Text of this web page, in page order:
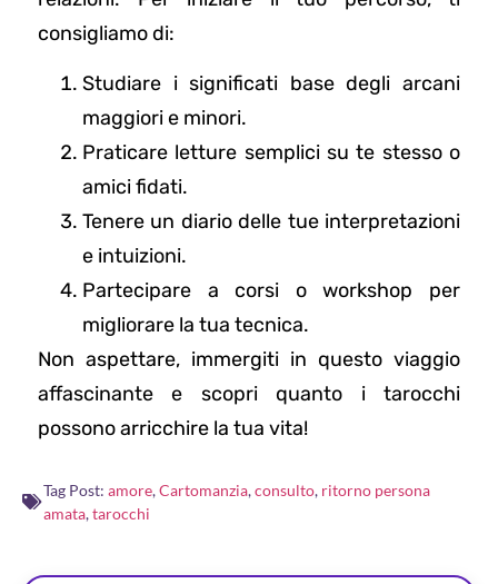
consigliamo di:
Studiare i significati base degli arcani
maggiori e minori.
Praticare letture semplici su te stesso o
amici fidati.
Tenere un diario delle tue interpretazioni
e intuizioni.
Partecipare a corsi o workshop per
migliorare la tua tecnica.
Non aspettare, immergiti in questo viaggio
affascinante e scopri quanto i tarocchi
possono arricchire la tua vita!
Tag Post: amore,Cartomanzia,consulto, ritorno persona
amata,tarocchi